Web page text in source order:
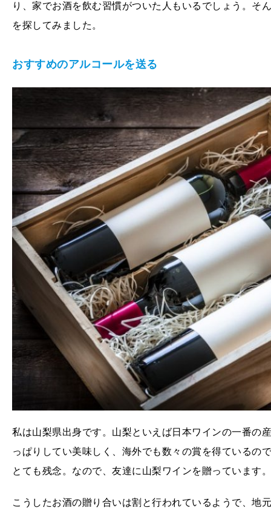
り、家でお酒を飲む習慣がついた人もいるでしょう。そ
を探してみました。
おすすめのアルコールを送る
私は山梨県出身です。山梨といえば日本ワインの一番の
っぱりしてい美味しく、海外でも数々の賞を得ているの
とても残念。なので、友達に山梨ワインを贈っています。
こうしたお酒の贈り合いは割と行われているようで、地